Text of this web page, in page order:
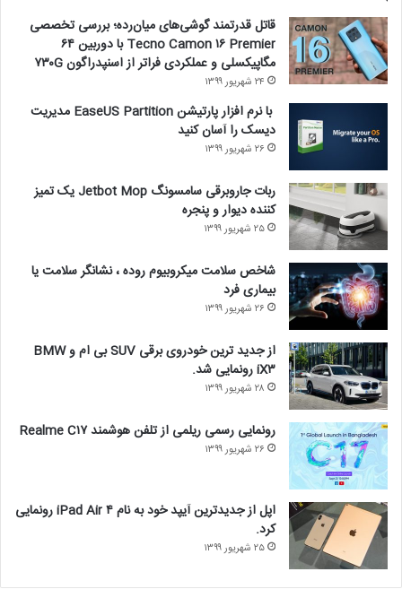
قاتل قدرتمند گوشی‌های میان‌رده؛ بررسی تخصصی
Tecno Camon ۱۶ Premier با دوربین ۶۴
مگاپیکسلی و عملکردی فراتر از اسنپدراگون ۷۳۰G
۲۴ شهریور ۱۳۹۹
با نرم افزار پارتیشن EaseUS Partition مدیریت
دیسک را آسان کنید
۲۶ شهریور ۱۳۹۹
ربات جاروبرقی سامسونگ Jetbot Mop یک تمیز
کننده دیوار و پنجره
۲۵ شهریور ۱۳۹۹
شاخص سلامت میکروبیوم روده ، نشانگر سلامت یا
بیماری فرد
۲۶ شهریور ۱۳۹۹
از جدید ترین خودروی برقی SUV بی ام و BMW
iX۳ رونمایی شد.
۲۸ شهریور ۱۳۹۹
رونمایی رسمی ریلمی از تلفن هوشمند Realme C۱۷
۲۶ شهریور ۱۳۹۹
اپل از جدیدترین آیپد خود به نام iPad Air ۴ رونمایی
کرد.
۲۵ شهریور ۱۳۹۹